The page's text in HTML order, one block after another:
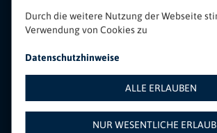
Beleuchtung
BMX
City Bikes
Computer, Tachos
Crossbikes
Durch die weitere Nutzung der Webseite
Verwendung von Cookies zu
Datenschutzhinweise
ALLE ERLAUBEN
NUR WESENTLICHE